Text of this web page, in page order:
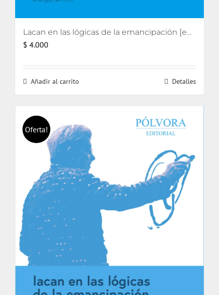
Lacan en las lógicas de la emancipación [eBook]
$ 4.000
Añadir al carrito Detalles
Oferta!